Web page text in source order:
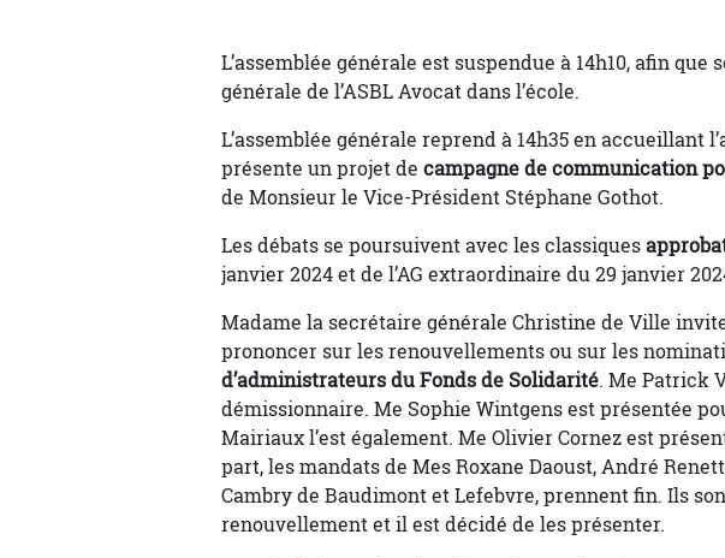
L’assemblée générale est suspendue à 14h10, afin que
générale de l’ASBL Avocat dans l’école.
L’assemblée générale reprend à 14h35 en accueillant
présente un projet de campagne de communication
de Monsieur le Vice-Président Stéphane Gothot.
Les débats se poursuivent avec les classiques
janvier 2024 et de l’AG extraordinaire du 29 janvier
Madame la secrétaire générale Christine de Ville
prononcer sur les renouvellements ou sur les
d’administrateurs du Fonds de Solidarité. Me Patrick
démissionnaire. Me Sophie Wintgens est présentée
Mairiaux l’est également. Me Olivier Cornez est
part, les mandats de Mes Roxane Daoust, André
Cambry de Baudimont et Lefebvre, prennent fin. Ils
renouvellement et il est décidé de les présenter.